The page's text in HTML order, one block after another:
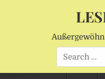
Search
for: